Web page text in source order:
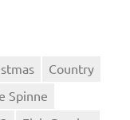
Country
Spinne